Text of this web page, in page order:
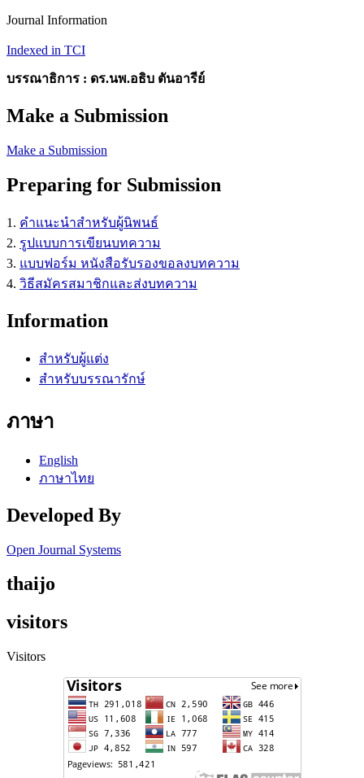
Journal Information
Indexed in TCI
บรรณาธิการ : ดร.นพ.อธิบ ตันอารีย์
Make a Submission
Make a Submission
Preparing for Submission
1. คำแนะนำสำหรับผู้นิพนธ์
2. รูปแบบการเขียนบทความ
3. แบบฟอร์ม หนังสือรับรองขอลงบทความ
4. วิธีสมัครสมาชิกและส่งบทความ
Information
สำหรับผู้แต่ง
สำหรับบรรณารักษ์
ภาษา
English
ภาษาไทย
Developed By
Open Journal Systems
thaijo
visitors
Visitors